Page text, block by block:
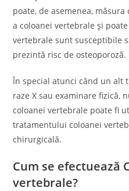
poate, de asemenea,
a coloanei vertebrale și
vertebrale sunt susceptibile
prezintă risc de osteoporoză.
În special atunci când un alt
raze X sau examinare fizică,
coloanei vertebrale poate fi
tratamentului coloanei
chirurgicală.
Cum se efectuează
vertebrale?